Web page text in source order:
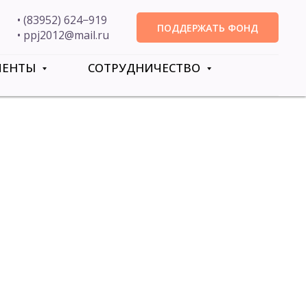
• (83952) 624−919
• ppj2012@mail.ru
ПОДДЕРЖАТЬ ФОНД
СОТРУДНИЧЕСТВО